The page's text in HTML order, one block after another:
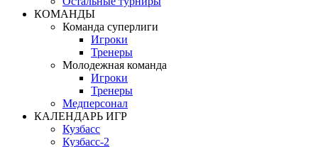
КОМАНДЫ
Команда суперлиги
Игроки
Тренеры
Молодежная команда
Игроки
Тренеры
Медперсонал
КАЛЕНДАРЬ ИГР
Кузбасс
Кузбасс-2